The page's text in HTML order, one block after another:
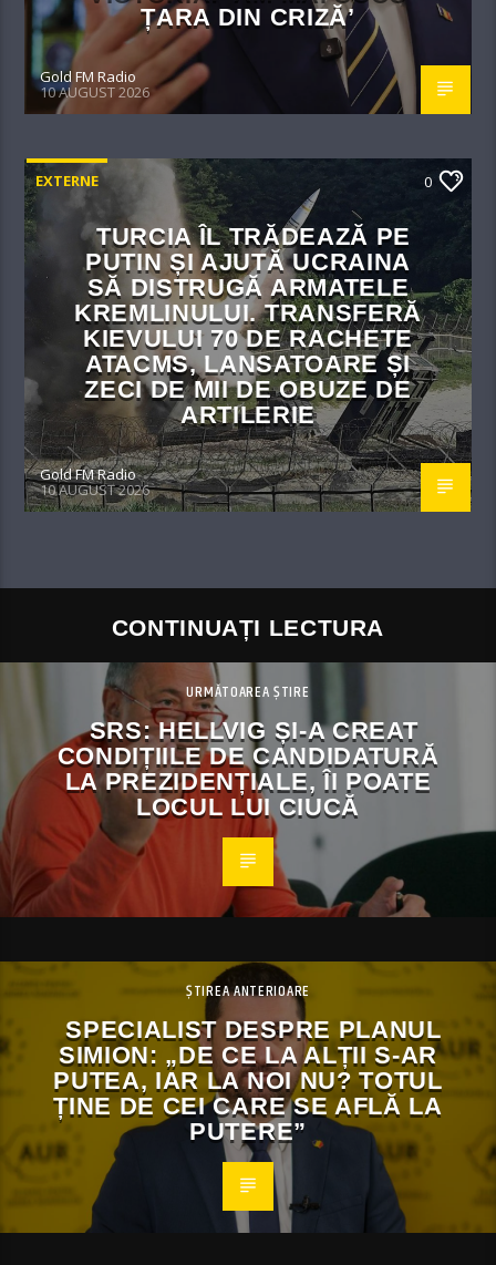
ȚARA DIN CRIZĂ’
Gold FM Radio
10 AUGUST 2026
EXTERNE 0
TURCIA ÎL TRĂDEAZĂ PE
PUTIN ȘI AJUTĂ UCRAINA
SĂ DISTRUGĂ ARMATELE
KREMLINULUI. TRANSFERĂ
KIEVULUI 70 DE RACHETE
ATACMS, LANSATOARE ȘI
ZECI DE MII DE OBUZE DE
ARTILERIE
Gold FM Radio
10 AUGUST 2026
CONTINUAȚI LECTURA
URMĂTOAREA ȘTIRE
SRS: HELLVIG ȘI-A CREAT
CONDIȚIILE DE CANDIDATURĂ
LA PREZIDENȚIALE, ÎI POATE
LOCUL LUI CIUCĂ
ȘTIREA ANTERIOARE
SPECIALIST DESPRE PLANUL
SIMION: „DE CE LA ALȚII S-AR
PUTEA, IAR LA NOI NU? TOTUL
ȚINE DE CEI CARE SE AFLĂ LA
PUTERE”